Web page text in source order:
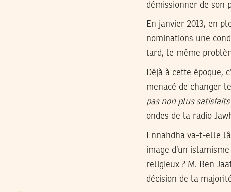
démissionner de son
En janvier 2013, en
nominations une
tard, le même
Déjà à cette époque,
menacé de changer
pas non plus
ondes de la radio
Ennahdha va-t-elle
image d’un
religieux ? M. Ben
décision de la